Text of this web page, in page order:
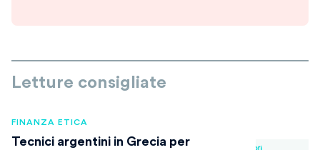
Letture consigliate
FINANZA ETICA
Tecnici argentini in Grecia per